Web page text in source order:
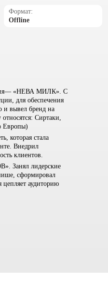
Формат:
Offline
«НЕВА МИЛК». С
для обеспечения
и вывел бренд на
Сиртаки,
Европы)
которая стала
Внедрил
клиентов.
Занял лидерские
сформировал
аудиторию